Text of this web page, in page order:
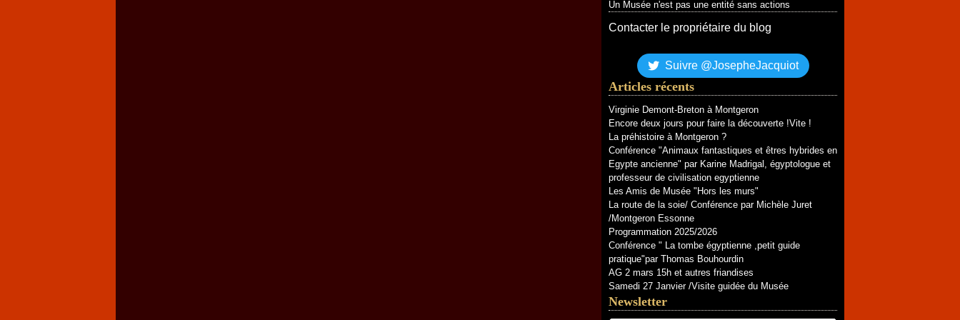
Un Musée n'est pas une entité sans actions
Contacter le propriétaire du blog
Suivre @JosepheJacquiot
Articles récents
Virginie Demont-Breton à Montgeron
Encore deux jours pour faire la découverte !Vite !
La préhistoire à Montgeron ?
Conférence "Animaux fantastiques et êtres hybrides en
Egypte ancienne" par Karine Madrigal, égyptologue et
professeur de civilisation egyptienne
Les Amis de Musée "Hors les murs"
La route de la soie/ Conférence par Michèle Juret
/Montgeron Essonne
Programmation 2025/2026
Conférence " La tombe égyptienne ,petit guide
pratique"par Thomas Bouhourdin
AG 2 mars 15h et autres friandises
Samedi 27 Janvier /Visite guidée du Musée
Newsletter